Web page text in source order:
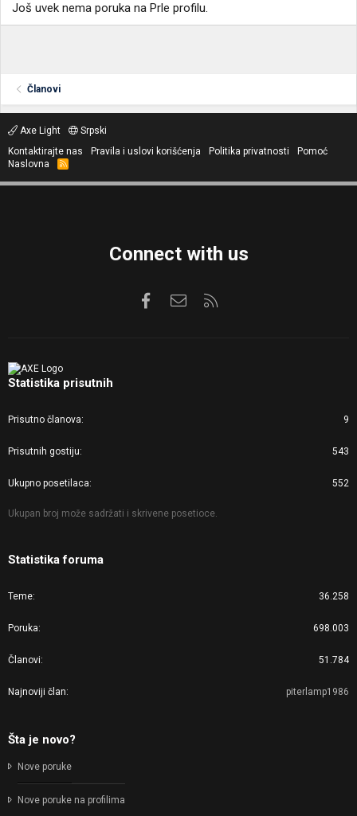
Još uvek nema poruka na Prle profilu.
Članovi
Axe Light
Srpski
Kontaktirajte nas
Pravila i uslovi korišćenja Politika privatnosti
Pomoć
Naslovna
R
S
Connect with us
FacebookKontaktirajte nas
Statistika prisutnih
Prisutno članova 9
Prisutnih gostiju 543
Ukupno posetilaca 552
Ukupan broj može sadržati i skrivene posetioce.
Statistika foruma
Teme 36.258
Poruka 698.003
Članovi 51.784
Najnoviji član piterlamp1986
Šta je novo?
Nove poruke
Nove poruke na profilima